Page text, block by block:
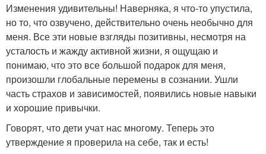
Изменения удивительны! Наверняка, я что-то упустила,
но то, что озвучено, действительно очень необычно для
меня. Все эти новые взгляды позитивны, несмотря на
усталость и жажду активной жизни, я ощущаю и
понимаю, что это все большой подарок для меня,
произошли глобальные перемены в сознании. Ушли
часть страхов и зависимостей, появились новые навыки
и хорошие привычки.
Говорят, что дети учат нас многому. Теперь это
утверждение я проверила на себе, так и есть!